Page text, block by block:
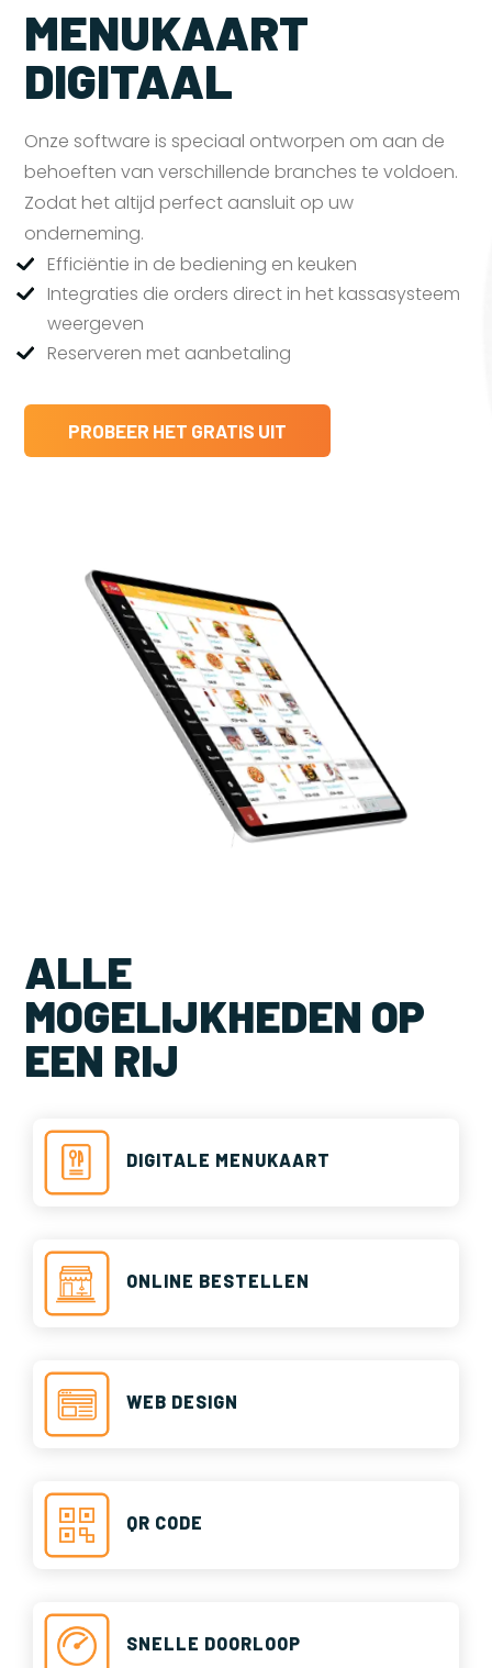
MENUKAART
DIGITAAL
Onze software is speciaal ontworpen om aan de
behoeften van verschillende branches te voldoen.
Zodat het altijd perfect aansluit op uw
onderneming.
Efficiëntie in de bediening en keuken
Integraties die orders direct in het kassasysteem
weergeven
Reserveren met aanbetaling
PROBEER HET GRATIS UIT
ALLE
MOGELIJKHEDEN OP
EEN RIJ
DIGITALE MENUKAART
ONLINE BESTELLEN
WEB DESIGN
QR CODE
SNELLE DOORLOOP